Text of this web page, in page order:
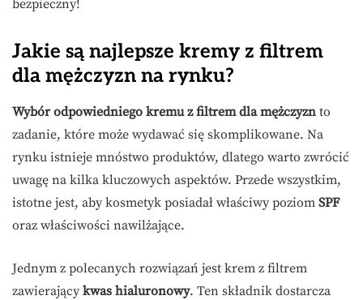
bezpieczny!
Jakie są najlepsze kremy z filtrem
dla mężczyzn na rynku?
Wybór odpowiedniego kremu z filtrem dla mężczyzn to
zadanie, które może wydawać się skomplikowane. Na
rynku istnieje mnóstwo produktów, dlatego warto zwrócić
uwagę na kilka kluczowych aspektów. Przede wszystkim,
istotne jest, aby kosmetyk posiadał właściwy poziom SPF
oraz właściwości nawilżające.
Jednym z polecanych rozwiązań jest krem z filtrem
zawierający kwas hialuronowy. Ten składnik dostarcza